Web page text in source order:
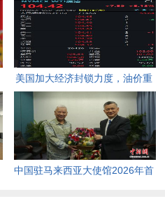
美国加大经济封锁力度，油价重
返100美元高点，黄金价格急
跌，日韩主要股指开盘走低。
中国驻马来西亚大使馆2026年首